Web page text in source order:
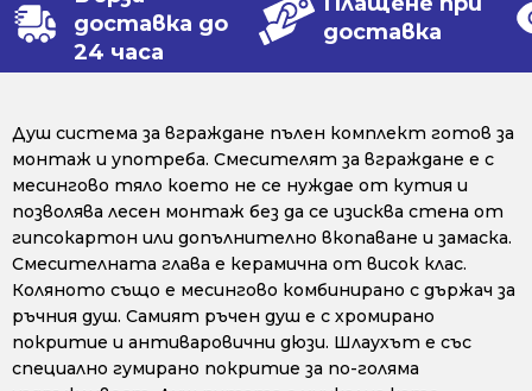
доставка до
24 часа
доставка
Душ система за вграждане пълен комплект готов за
монтаж и употреба. Смесителят за вграждане е с
месингово тяло което не се нуждае от кутия и
позволява лесен монтаж без да се изисква стена от
гипсокартон или допълнително вкопаване и замаска.
Смесителната глава е керамична от висок клас.
Коляното също е месингово комбинирано с държач за
ръчния душ. Самият ръчен душ е с хромирано
покритие и антиваровични дюзи. Шлаухът е със
специално гумирано покритие за по-голяма